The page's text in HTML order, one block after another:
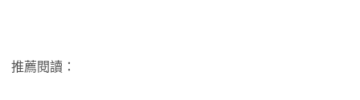
推薦閱讀：